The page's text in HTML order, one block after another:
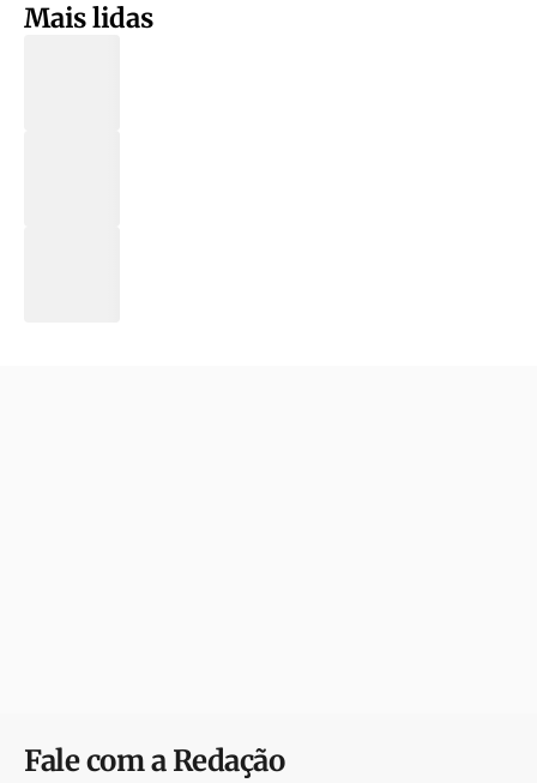
Mais lidas
Fale com a Redação